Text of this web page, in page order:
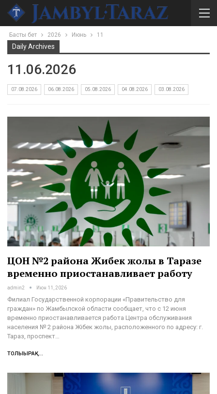
Басты бет 2026 Июнь 11
Daily Archives
11.06.2026
07.08.2026 06.08.2026 05.08.2026 04.08.2026 03.08.2026
ЦОН №2 района Жибек жолы в Таразе
временно приостанавливает работу
admin2 Июн 11, 2026
Филиал Государственной корпорации «Правительство для
граждан» по Жамбылской области сообщает, что с 12 июня
временно приостанавливается работа Центра обслуживания
населения № 2 района Жібек жолы, расположенного по адресу: г.
Тараз, проспект…
ТОЛЫҒЫРАҚ...